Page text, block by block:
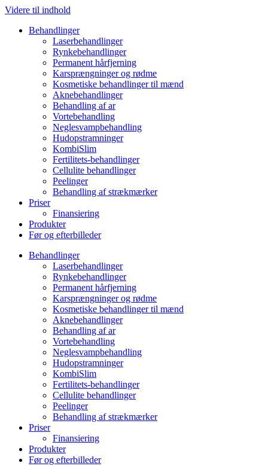
Videre til indhold
Behandlinger
Laserbehandlinger
Rynkebehandlinger
Permanent hårfjerning
Karsprængninger og rødme
Kosmetiske behandlinger til mænd
Aknebehandlinger
Behandling af ar
Vortebehandling
Neglesvampbehandling
Hudopstramninger
KombiSlim
Fertilitets-behandlinger
Cellulite behandlinger
Peelinger
Behandling af strækmærker
Priser
Finansiering
Produkter
Før og efterbilleder
Behandlinger
Laserbehandlinger
Rynkebehandlinger
Permanent hårfjerning
Karsprængninger og rødme
Kosmetiske behandlinger til mænd
Aknebehandlinger
Behandling af ar
Vortebehandling
Neglesvampbehandling
Hudopstramninger
KombiSlim
Fertilitets-behandlinger
Cellulite behandlinger
Peelinger
Behandling af strækmærker
Priser
Finansiering
Produkter
Før og efterbilleder